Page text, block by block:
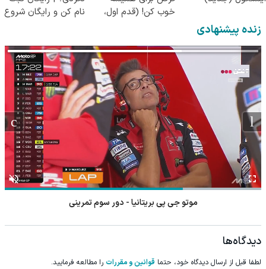
خوب کن! (قدم اول،
نام کن و رایگان شروع
زنده پیشنهادی
موتو جی پی بریتانیا - دور سوم تمرینی
دیدگاه‌ها
لطفا قبل از ارسال دیدگاه خود، حتما قوانین و مقررات را مطالعه فرمایید.